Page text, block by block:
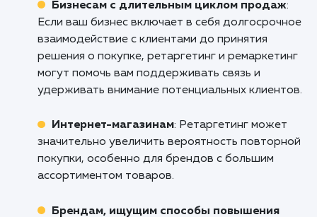
Не позволяйте вашим потенциальным
уйти без следа. Воспользуйтесь
ретаргетинга и ремаркетинга, чтобы
их на ваш сайт и увеличить
Арзамасе. Свяжитесь с нами уже сегодня,
узнать, как мы можем помочь вашему